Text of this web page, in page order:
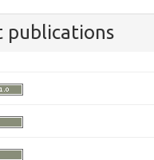
publications